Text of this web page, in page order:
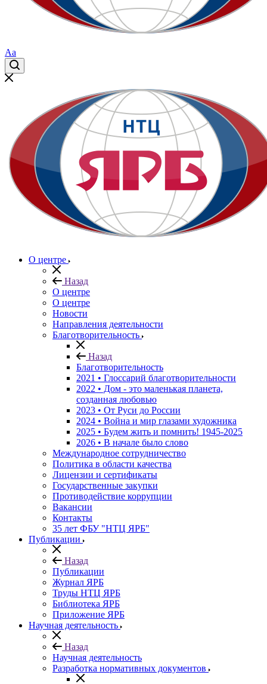
Aa
О центре
Назад
О центре
О центре
Новости
Направления деятельности
Благотворительность
Назад
Благотворительность
2021 • Глоссарий благотворительности
2022 • Дом - это маленькая планета,
созданная любовью
2023 • От Руси до России
2024 • Война и мир глазами художника
2025 • Будем жить и помнить! 1945-2025
2026 • В начале было слово
Международное сотрудничество
Политика в области качества
Лицензии и сертификаты
Государственные закупки
Противодействие коррупции
Вакансии
Контакты
35 лет ФБУ "НТЦ ЯРБ"
Публикации
Назад
Публикации
Журнал ЯРБ
Труды НТЦ ЯРБ
Библиотека ЯРБ
Приложение ЯРБ
Научная деятельность
Назад
Научная деятельность
Разработка нормативных документов